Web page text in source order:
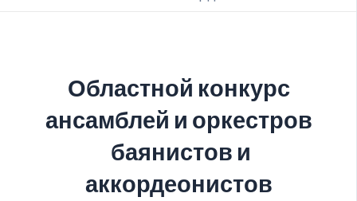
Областной конкурс
ансамблей и оркестров
баянистов и
аккордеонистов